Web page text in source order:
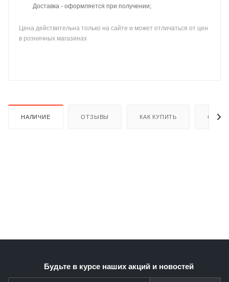
Доставка - оформляется при получении;
Цена действительна только на сайте и может отличаться от цен
в розничных магазинах
НАЛИЧИЕ ОТЗЫВЫ КАК КУПИТЬ
Будьте в курсе наших акций и новостей